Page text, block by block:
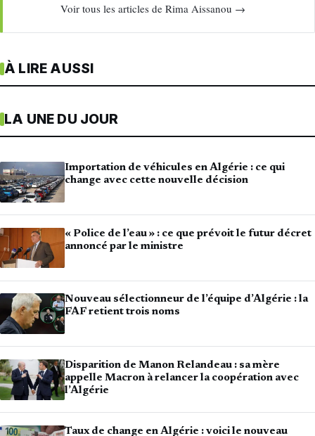
Voir tous les articles de Rima Aissanou →
À LIRE AUSSI
LA UNE DU JOUR
Importation de véhicules en Algérie : ce qui
change avec cette nouvelle décision
« Police de l’eau » : ce que prévoit le futur décret
annoncé par le ministre
Nouveau sélectionneur de l’équipe d’Algérie : la
FAF retient trois noms
Disparition de Manon Relandeau : sa mère
appelle Macron à relancer la coopération avec
l’Algérie
Taux de change en Algérie : voici le nouveau